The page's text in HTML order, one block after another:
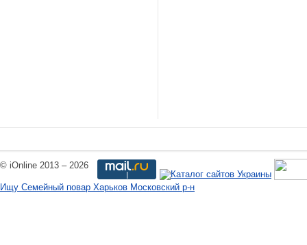
© iOnline 2013 – 2026
Ищу Семейный повар Харьков Московский р-н